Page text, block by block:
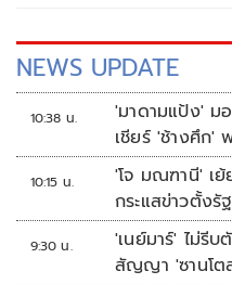
NEWS UPDATE
10:38 น.
'มาดามแป้ง' ม
เชียร์ 'ช้างศึก'
10:15 น.
'โจ มณฑานี' เย้
กระแสข่าวตั้งรั
เลย
9:30 น.
'เนย์มาร์' ไม่รี
สัญญา 'ซานโต